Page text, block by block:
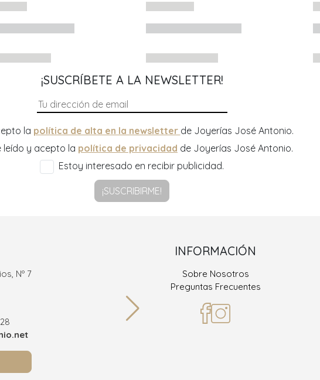
¡SUSCRÍBETE A LA NEWSLETTER!
la política de alta en la newsletter de Joyerías José Antonio.
leído y acepto la política de privacidad de Joyerías José Antonio.
Estoy interesado en recibir publicidad.
¡SUSCRIBIRME!
Nº 7
Ramón González, Nº
36400 Porriño, O
Teléfono: 986 330
INFORMACIÓN
Sobre Nosotros
Preguntas Frecuentes